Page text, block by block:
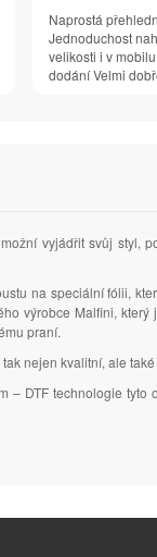
Naprostá
Jednoduchost
velikosti i v
dodání Velmi
vyjádřit svůj styl,
na speciální fólii,
výrobce Malfini, který
praní.
nejen kvalitní, ale
– DTF technologie tyto